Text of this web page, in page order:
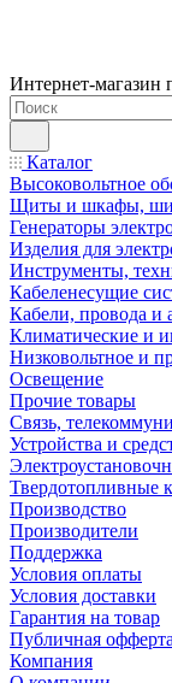
Интернет-магазин
Каталог
Высоковольтное
Щиты и шкафы,
Генераторы
Изделия для
Инструменты,
Кабеленесущие
Кабели, провода и
Климатические и
Низковольтное и
Освещение
Прочие товары
Связь,
Устройства и
Твердотопливные
Производство
Производители
Поддержка
Условия оплаты
Условия доставки
Гарантия на товар
Публичная офферта
Компания